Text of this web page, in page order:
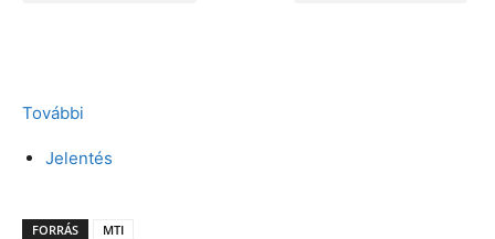
További
Jelentés
FORRÁS
MTI